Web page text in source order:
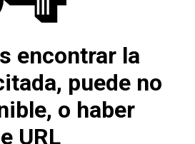
encontrar la
puede no
o haber
URL